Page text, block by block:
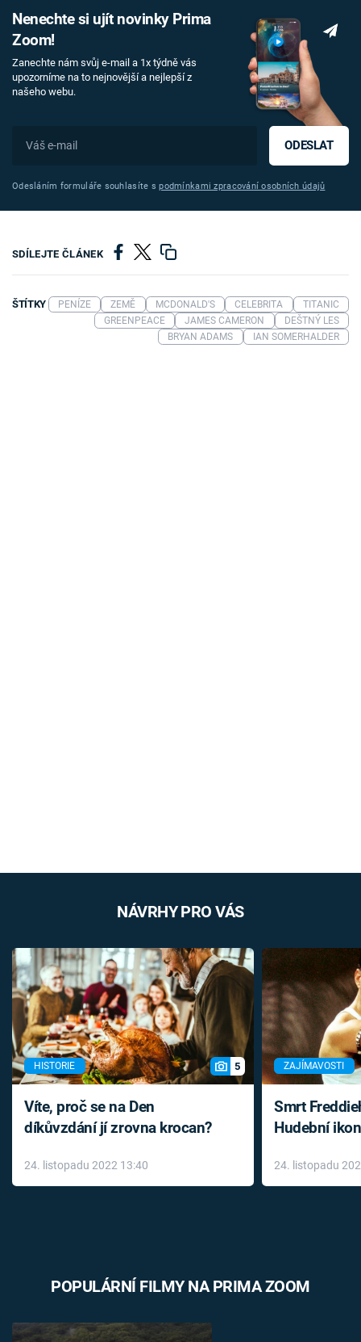
Nenechte si ujít novinky Prima
Zoom!
Zanechte nám svůj e-mail a 1x týdně vás
upozorníme na to nejnovější a nejlepší z
našeho webu.
ODESLAT
Odesláním formuláře souhlasíte spodmínkami zpracování osobních údajů
SDÍLEJTE ČLÁNEK
ŠTÍTKY PENÍZE ZEMĚ MCDONALD'S CELEBRITA
TITANIC
GREENPEACE
JAMES CAMERON
DEŠTNÝ LES
BRYAN ADAMS
IAN SOMERHALDER
NÁVRHY PRO VÁS
HISTORIE 5
Víte, proč se na Den
díkůvzdání jí zrovna krocan?
24. listopadu 2022 13:40
ZAJÍMAVOSTI
Smrt
Hudební
léky
24. listopadu
POPULÁRNÍ FILMY NA PRIMA ZOOM